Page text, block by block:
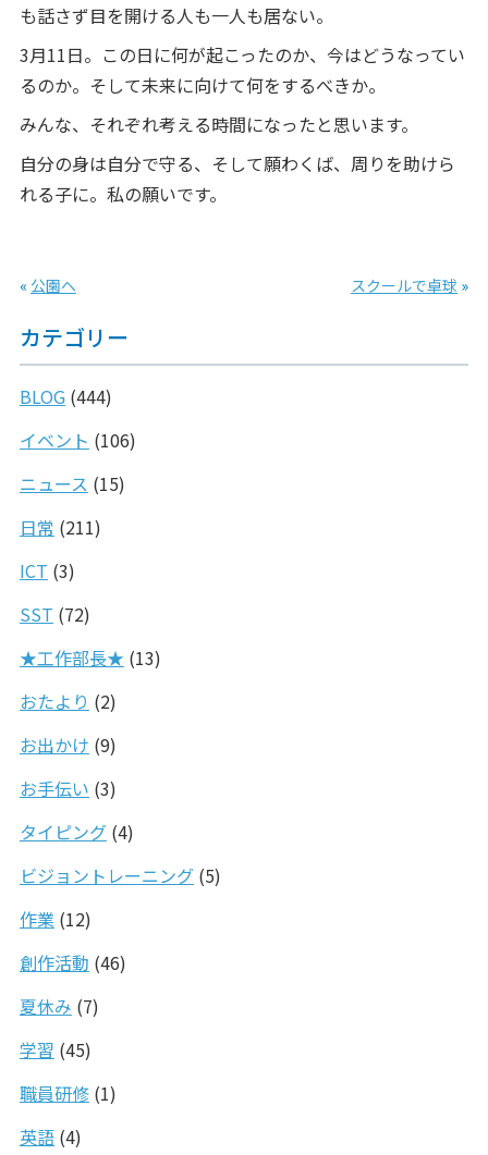
も話さず目を開ける人も一人も居ない。
3月11日。この日に何が起こったのか、今はどうなってい
るのか。そして未来に向けて何をするべきか。
みんな、それぞれ考える時間になったと思います。
自分の身は自分で守る、そして願わくば、周りを助けら
れる子に。私の願いです。
« 公園へ スクールで卓球 »
カテゴリー
BLOG(444)
イベント (106)
ニュース (15)
日常 (211)
ICT (3)
SST (72)
★工作部長★ (13)
おたより (2)
お出かけ (9)
お手伝い (3)
タイピング(4)
ビジョントレーニング(5)
作業(12)
創作活動 (46)
夏休み (7)
学習 (45)
職員研修(1)
英語(4)